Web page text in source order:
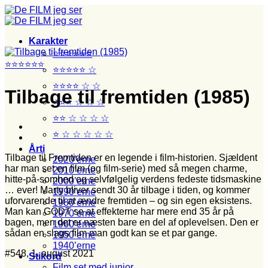
Fortsæt
til
Karakter
⭐⭐⭐⭐⭐⭐
⭐⭐⭐⭐⭐ ☆
⭐⭐⭐⭐ ☆ ☆
⭐⭐⭐ ☆ ☆ ☆
⭐⭐ ☆ ☆ ☆ ☆
⭐ ☆ ☆ ☆ ☆ ☆
Årti
2020’erne
2010’erne
2000’erne
1990’erne
1980’erne
1970’erne
1960’erne
1950’erne
1940’erne
Stikord
⭐⭐⭐⭐⭐⭐
Tilbage til fremtiden (1985)
Tilbage til Fremtiden er en legende i film-historien. Sjældent
har man set en film (og film-serie) med så megen charme,
hitte-på-somhed og selvfølgelig verdens fedeste tidsmaskine
… ever! Marty bliver sendt 30 år tilbage i tiden, og kommer
uforvarende til at ændre fremtiden – og sin egen eksistens.
Man kan GODT se at effekterne har mere end 35 år på
bagen, men det er næsten bare en del af oplevelsen. Den er
sådan en slags film man godt kan se et par gange.
#548, 1. august 2021